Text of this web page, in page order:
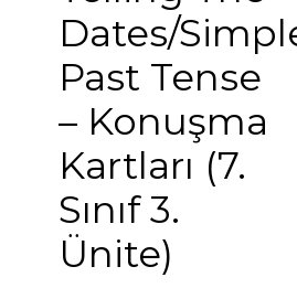
Dates/
Past Tense
– Konuşma
Kartları (7.
Sınıf 3.
Ünite)